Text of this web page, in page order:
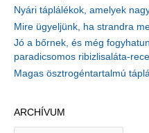
Nyári táplálékok, amelyek
Mire ügyeljünk, ha strandra
Jó a bőrnek, és még
paradicsomos ribizlisaláta-
Magas ösztrogéntartalmú
ARCHÍVUM